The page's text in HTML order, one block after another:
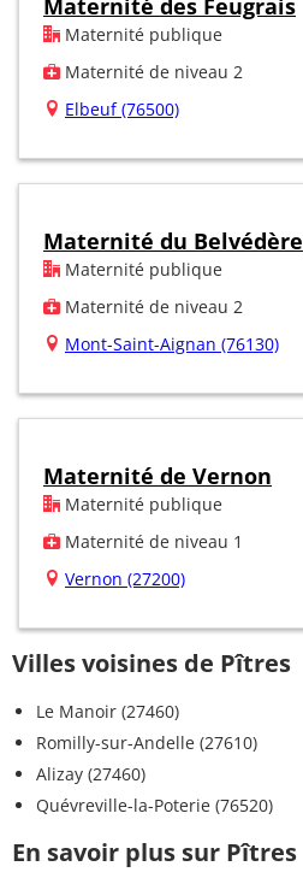
Maternité publique
Maternité de niveau 2
Elbeuf (76500)
Maternité du Belvédère
Maternité publique
Maternité de niveau 2
Mont-Saint-Aignan (76130)
Maternité de Vernon
Maternité publique
Maternité de niveau 1
Vernon (27200)
Villes voisines de Pîtres
Le Manoir (27460)
Romilly-sur-Andelle (27610)
Alizay (27460)
Quévreville-la-Poterie (76520)
En savoir plus sur Pîtres